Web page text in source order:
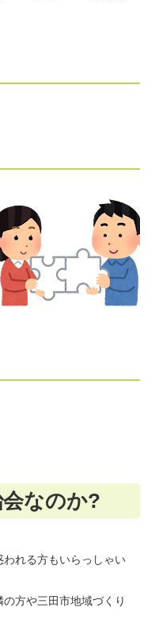
なのか?
れる方もいらっしゃい
方や三田市地域づくり